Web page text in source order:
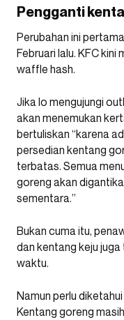
Pengganti
Perubahan ini
Februari lalu. KFC
waffle hash.
Jika lo mengujungi
akan menemukan
bertuliskan “karena
persedian kentang
terbatas. Semua
goreng akan
sementara.”
Bukan cuma itu,
dan kentang keju
waktu.
Namun perlu
Kentang goreng